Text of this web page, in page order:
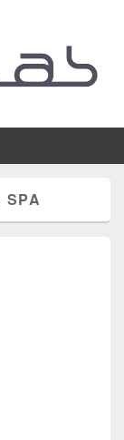
SPA